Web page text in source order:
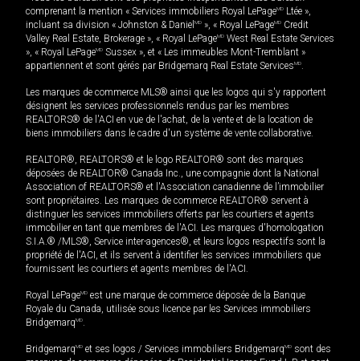
comprenant la mention « Services immobiliers Royal LePageMD Ltée »,
incluant sa division « Johnston & Daniel MD », « Royal LePageMD Credit
Valley Real Estate, Brokerage », « Royal LePageMD West Real Estate Services
», « Royal LePageMD Sussex », et « Les immeubles Mont-Tremblant »
appartiennent et sont gérés par Bridgemarq Real Estate ServicesMD.
Les marques de commerce MLS® ainsi que les logos qui s'y rapportent
désignent les services professionnels rendus par les membres
REALTORS® de l'ACI en vue de l'achat, de la vente et de la location de
biens immobiliers dans le cadre d'un système de vente collaborative.
REALTOR®, REALTORS® et le logo REALTOR® sont des marques
déposées de REALTOR® Canada Inc., une compagnie dont la National
Association of REALTORS® et l'Association canadienne de l’immobilier
sont propriétaires. Les marques de commerce REALTOR® servent à
distinguer les services immobiliers offerts par les courtiers et agents
immobilier en tant que membres de l'ACI. Les marques d'homologation
S.I.A.® /MLS®, Service inter-agences®, et leurs logos respectifs sont la
propriété de l'ACI, et ils servent à identifier les services immobiliers que
fournissent les courtiers et agents membres de l'ACI.
Royal LePageMD est une marque de commerce déposée de la Banque
Royale du Canada, utilisée sous licence par les Services immobiliers
BridgemarqMD.
BridgemarqMD et ses logos / Services immobiliers BridgemarqMD sont des